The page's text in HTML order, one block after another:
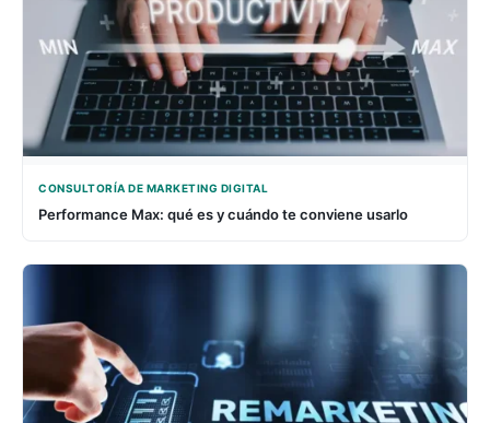
CONSULTORÍA DE MARKETING DIGITAL
Performance Max: qué es y cuándo te conviene usarlo